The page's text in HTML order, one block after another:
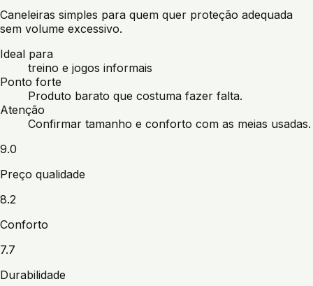
Caneleiras simples para quem quer proteção adequada
sem volume excessivo.
Ideal para
treino e jogos informais
Ponto forte
Produto barato que costuma fazer falta.
Atenção
Confirmar tamanho e conforto com as meias usadas.
9.0
Preço qualidade
8.2
Conforto
7.7
Durabilidade